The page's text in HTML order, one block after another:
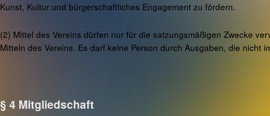
Kunst, Kultur und bürgerschaftliches Engagement zu fördern.
(2) Mittel des Vereins dürfen nur für die satzungsmäßigen Zwecke
Mitteln des Vereins. Es darf keine Person durch Ausgaben, die nicht
§ 4 Mitgliedschaft